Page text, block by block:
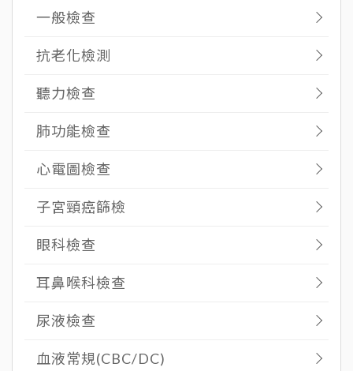
一般檢查
抗老化檢測
聽力檢查
肺功能檢查
心電圖檢查
子宮頸癌篩檢
眼科檢查
耳鼻喉科檢查
尿液檢查
血液常規(CBC/DC)